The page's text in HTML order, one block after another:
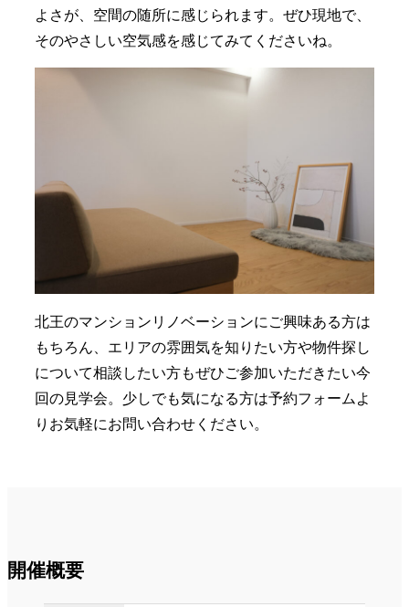
よさが、空間の随所に感じられます。ぜひ現地で、
そのやさしい空気感を感じてみてくださいね。
北王のマンションリノベーションにご興味ある方は
もちろん、エリアの雰囲気を知りたい方や物件探し
について相談したい方もぜひご参加いただきたい今
回の見学会。少しでも気になる方は予約フォームよ
りお気軽にお問い合わせください。
開催概要